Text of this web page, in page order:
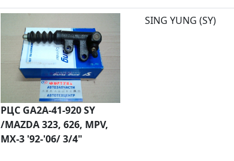
РЦС GA2A-41-920 SY
/MAZDA 323, 626, MPV,
MX-3 '92-'06/ 3/4"
SING YUNG (SY)